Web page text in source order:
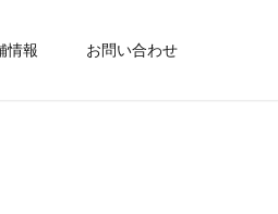
情報 お問い合わせ